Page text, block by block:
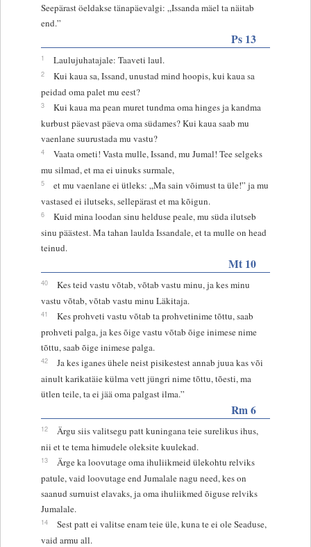
Seepärast öeldakse tänapäevalgi: „Issanda mäel ta näitab
end.”
Ps 13
1 Laulujuhatajale: Taaveti laul.
2
Kui kaua sa, Issand, unustad mind hoopis, kui kaua sa
peidad oma palet mu eest?
3
Kui kaua ma pean muret tundma oma hinges ja kandma
kurbust päevast päeva oma südames? Kui kaua saab mu
vaenlane suurustada mu vastu?
4
Vaata ometi! Vasta mulle, Issand, mu Jumal! Tee selgeks
mu silmad, et ma ei uinuks surmale,
5
et mu vaenlane ei ütleks: „Ma sain võimust ta üle!” ja mu
vastased ei ilutseks, sellepärast et ma kõigun.
6
Kuid mina loodan sinu helduse peale, mu süda ilutseb
sinu päästest. Ma tahan laulda Issandale, et ta mulle on head
teinud.
Mt 10
40
Kes teid vastu võtab, võtab vastu minu, ja kes minu
vastu võtab, võtab vastu minu Läkitaja.
41
Kes prohveti vastu võtab ta prohvetinime tõttu, saab
prohveti palga, ja kes õige vastu võtab õige inimese nime
tõttu, saab õige inimese palga.
42
Ja kes iganes ühele neist pisikestest annab juua kas või
ainult karikatäie külma vett jüngri nime tõttu, tõesti, ma
ütlen teile, ta ei jää oma palgast ilma.”
Rm 6
12
Ärgu siis valitsegu patt kuningana teie surelikus ihus,
nii et te tema himudele oleksite kuulekad.
13
Ärge ka loovutage oma ihuliikmeid ülekohtu relviks
patule, vaid loovutage end Jumalale nagu need, kes on
saanud surnuist elavaks, ja oma ihuliikmed õiguse relviks
Jumalale.
14
Sest patt ei valitse enam teie üle, kuna te ei ole Seaduse,
vaid armu all.